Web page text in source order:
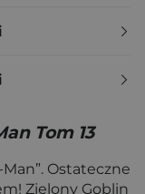
Tom 13
Ostateczne
Zielony Goblin